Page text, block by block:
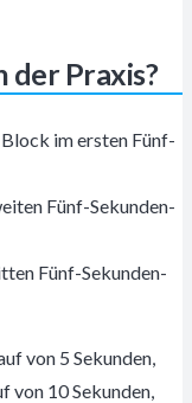
der Praxis?
im ersten Fünf-
Fünf-Sekunden-
Fünf-Sekunden-
von 5 Sekunden,
von 10 Sekunden,